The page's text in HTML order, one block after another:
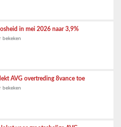
in mei 2026 naar 3,9%
bekeken
AVG overtreding 8vance toe
bekeken